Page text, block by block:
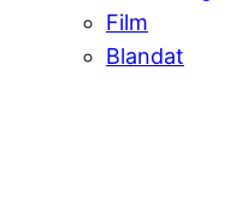
Film
Blandat